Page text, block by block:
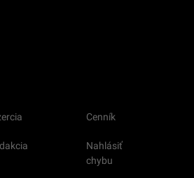
Cenník
Nahlásiť
chybu